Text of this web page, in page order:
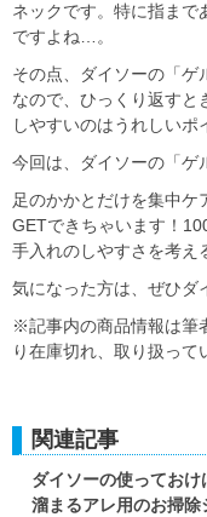
ネックです。特に指まで
ですよね…。
その点、ダイソーの「ゲ
なので、ひっくり返すと
しやすいのはうれしいポ
今回は、ダイソーの「ゲ
足のかかとだけを集中
GETできちゃいます！
手入れのしやすさを考
気になった方は、ぜひダ
※記事内の商品情報は筆
り在庫切れ、取り扱って
関連記事
ダイソーの使ってお
溜まるアレ用のお掃除